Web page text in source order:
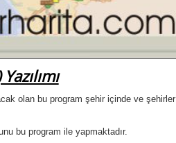
olan bu program şehir içinde ve
bu program ile yapmaktadır.